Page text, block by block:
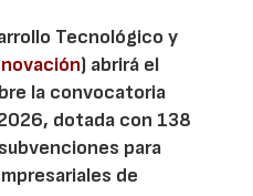
Tecnológico y
) abrirá el
la convocatoria
dotada con 138
para
de